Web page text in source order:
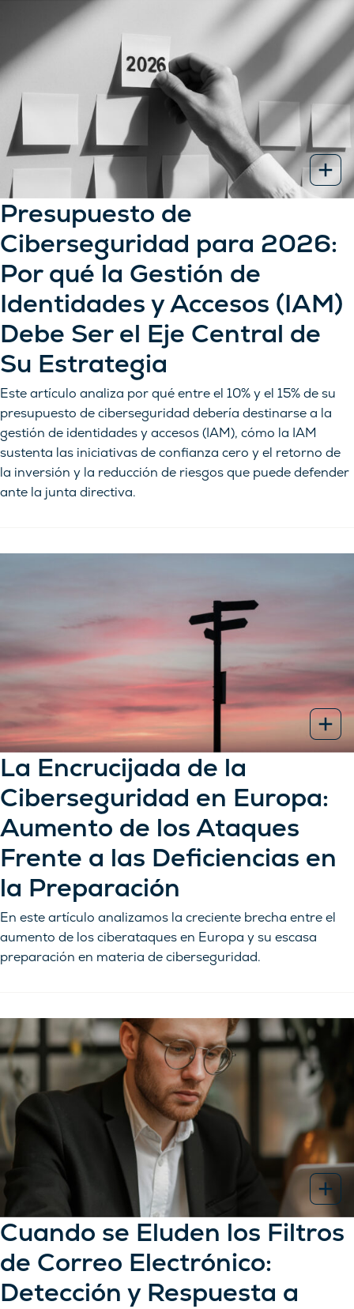
Presupuesto de
Ciberseguridad para 2026:
Por qué la Gestión de
Identidades y Accesos (IAM)
Debe Ser el Eje Central de
Su Estrategia
Este artículo analiza por qué entre el 10% y el 15% de su
presupuesto de ciberseguridad debería destinarse a la
gestión de identidades y accesos (IAM), cómo la IAM
sustenta las iniciativas de confianza cero y el retorno de
la inversión y la reducción de riesgos que puede defender
ante la junta directiva.
La Encrucijada de la
Ciberseguridad en Europa:
Aumento de los Ataques
Frente a las Deficiencias en
la Preparación
En este artículo analizamos la creciente brecha entre el
aumento de los ciberataques en Europa y su escasa
preparación en materia de ciberseguridad.
Cuando se Eluden los Filtros
de Correo Electrónico:
Detección y Respuesta a